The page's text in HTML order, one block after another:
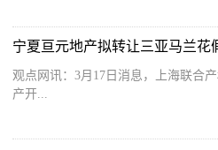
宁夏亘元地产拟转让三亚马兰花
观点网讯：3月17日消息，上海联合
产开...